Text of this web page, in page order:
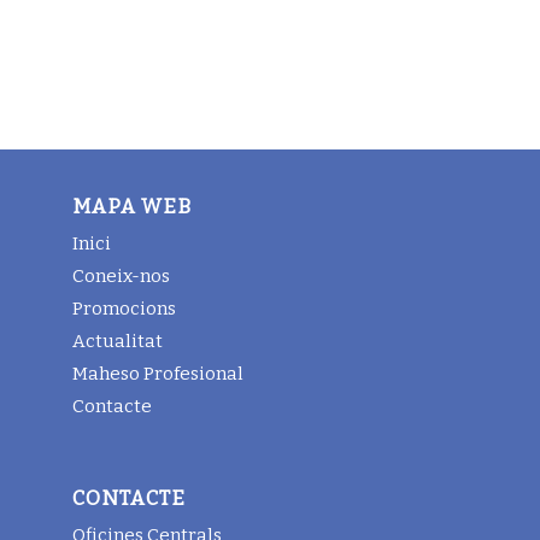
MAPA WEB
Inici
Coneix-nos
Promocions
Actualitat
Maheso Profesional
Contacte
CONTACTE